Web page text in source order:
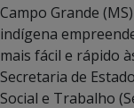
Campo Grande
indígena
mais fácil e rápido
Secretaria de
Social e Trabalho